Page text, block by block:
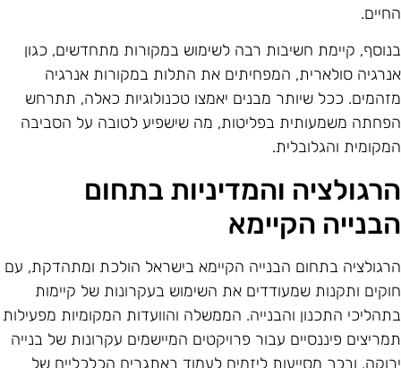
קיימת חשיבות רבה לשימוש במקורות מתחדשים, כגון
סולארית, המפחיתים את התלות במקורות אנרגיה
ככל שיותר מבנים יאמצו טכנולוגיות כאלה, תתרחש
משמעותית בפליטות, מה שישפיע לטובה על הסביבה
והגלובלית.
והמדיניות בתחום
הקיימא
בתחום הבנייה הקיימא בישראל הולכת ומתהדקת, עם
ותקנות שמעודדים את השימוש בעקרונות של קיימות
התכנון והבנייה. הממשלה והוועדות המקומיות מפעילות
פיננסיים עבור פרויקטים המיישמים עקרונות של בנייה
ובכך מסייעות ליזמים לעמוד באתגרים הכלכליים של